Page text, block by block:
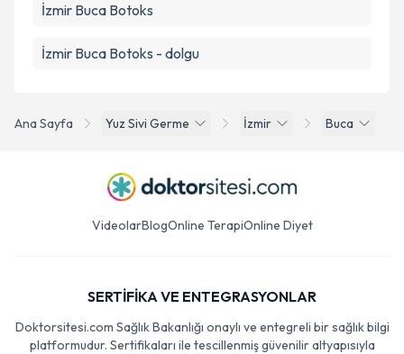
Ana Sayfa Yuz Sivi Germe İzmir Buca
İzmir Buca Botoks
İzmir Buca Botoks - dolgu
VideolarBlogOnline TerapiOnline Diyet
SERTİFİKA VE ENTEGRASYONLAR
Doktorsitesi.com Sağlık Bakanlığı onaylı ve entegreli bir sağlık bilgi
platformudur. Sertifikaları ile tescillenmiş güvenilir altyapısıyla